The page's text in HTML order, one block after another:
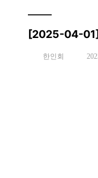
[2025-04-01]
한인회